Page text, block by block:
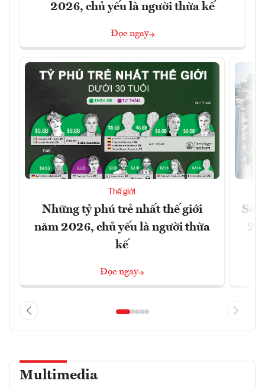
2026, chủ yếu là người thừa kế
Đọc ngay
Thế giới
Những tỷ phú trẻ nhất thế giới
năm 2026, chủ yếu là người thừa
kế
Đọc ngay
Số
Multimedia